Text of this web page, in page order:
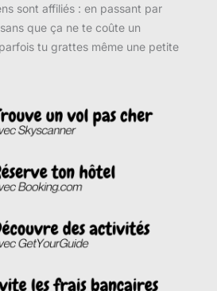
sont affiliés : en passant par
que ça ne te coûte un
tu grattes même une petite